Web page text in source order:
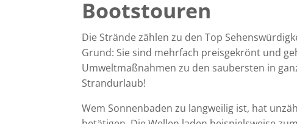
Bootstouren
Die Strände zählen zu den Top
Grund: Sie sind mehrfach preisgekrönt und
Umweltmaßnahmen zu den saubersten in
Strandurlaub!
Wem Sonnenbaden zu langweilig ist, hat